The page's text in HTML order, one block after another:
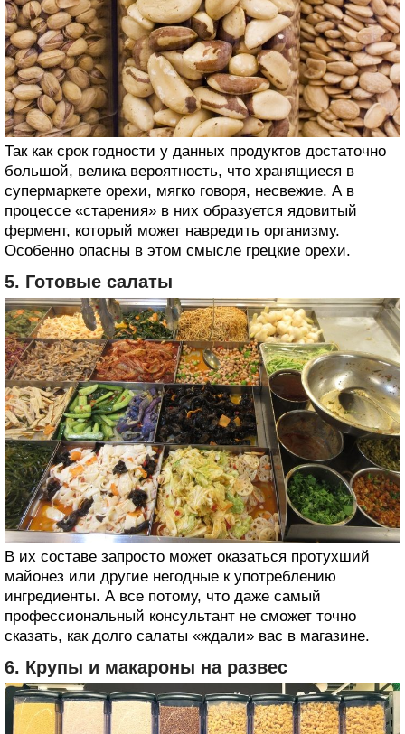
Так как срок годности у данных продуктов достаточно
большой, велика вероятность, что хранящиеся в
супермаркете орехи, мягко говоря, несвежие. А в
процессе «старения» в них образуется ядовитый
фермент, который может навредить организму.
Особенно опасны в этом смысле грецкие орехи.
5. Готовые салаты
В их составе запросто может оказаться протухший
майонез или другие негодные к употреблению
ингредиенты. А все потому, что даже самый
профессиональный консультант не сможет точно
сказать, как долго салаты «ждали» вас в магазине.
6. Крупы и макароны на развес